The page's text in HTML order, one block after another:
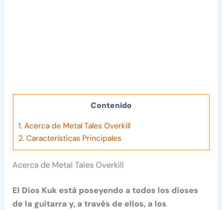
Contenido
1.Acerca de Metal Tales Overkill
2.Características Principales
Acerca de Metal Tales Overkill
El Dios Kuk está poseyendo a todos los dioses
de la guitarra y, a través de ellos, a los